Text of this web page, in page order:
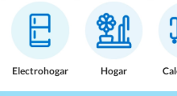
Electrohogar Hogar